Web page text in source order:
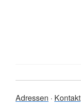
Adressen Kontakt